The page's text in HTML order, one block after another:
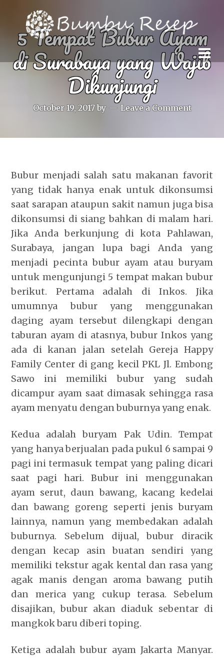
5 Tempat Bubur Ayam
di Surabaya yang Wajib
Dikunjungi
October 19, 2017 by Leave a Comment
Bubur menjadi salah satu makanan favorit
yang tidak hanya enak untuk dikonsumsi
saat sarapan ataupun sakit namun juga bisa
dikonsumsi di siang bahkan di malam hari.
Jika Anda berkunjung di kota Pahlawan,
Surabaya, jangan lupa bagi Anda yang
menjadi pecintabubur ayam atau buryam
untuk mengunjungi 5 tempat makan bubur
berikut. Pertama adalah di Inkos. Jika
umumnya bubur yang menggunakan
daging ayam tersebut dilengkapi dengan
taburan ayam di atasnya, bubur Inkos yang
ada di kanan jalan setelah Gereja Happy
Family Center di gang kecil PKL Jl. Embong
Sawo ini memiliki bubur yang sudah
dicampur ayam saat dimasak sehingga rasa
ayam menyatu dengan buburnya yang enak.
Kedua adalah buryam Pak Udin. Tempat
yang hanya berjualan pada pukul 6 sampai 9
pagi ini termasuk tempat yang paling dicari
saat pagi hari. Bubur ini menggunakan
ayam serut, daun bawang, kacang kedelai
dan bawang goreng seperti jenis buryam
lainnya, namun yang membedakan adalah
buburnya. Sebelum dijual, bubur diracik
dengan kecap asin buatan sendiri yang
memiliki tekstur agak kental dan rasa yang
agak manis dengan aroma bawang putih
dan merica yang cukup terasa. Sebelum
disajikan, bubur akan diaduk sebentar di
mangkok baru diberi toping.
Ketiga adalahbubur ayam Jakarta Manyar.